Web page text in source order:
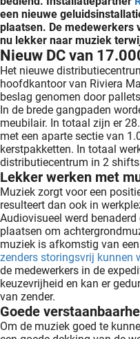
een nieuwe
plaatsen. De medewerkers
nu lekker naar muziek
Nieuw DC van
Het nieuwe
hoofdkantoor van Riviera
beslag genomen door
In de brede gangpaden
meubilair. In totaal zijn er
met een aparte sectie van
kerstpakketten. In totaal
distributiecentrum in 2
Lekker werken met
Muziek zorgt voor een
resulteert dan ook in
Audiovisueel werd
plaatsen om
muziek is afkomstig van een
zenders storingsvrij kunnen
de medewerkers in de
keuzevrijheid en kan er
van zender.
Goede
Om de muziek goed te
op
gebruikt
te
de
Hierdoor
website-